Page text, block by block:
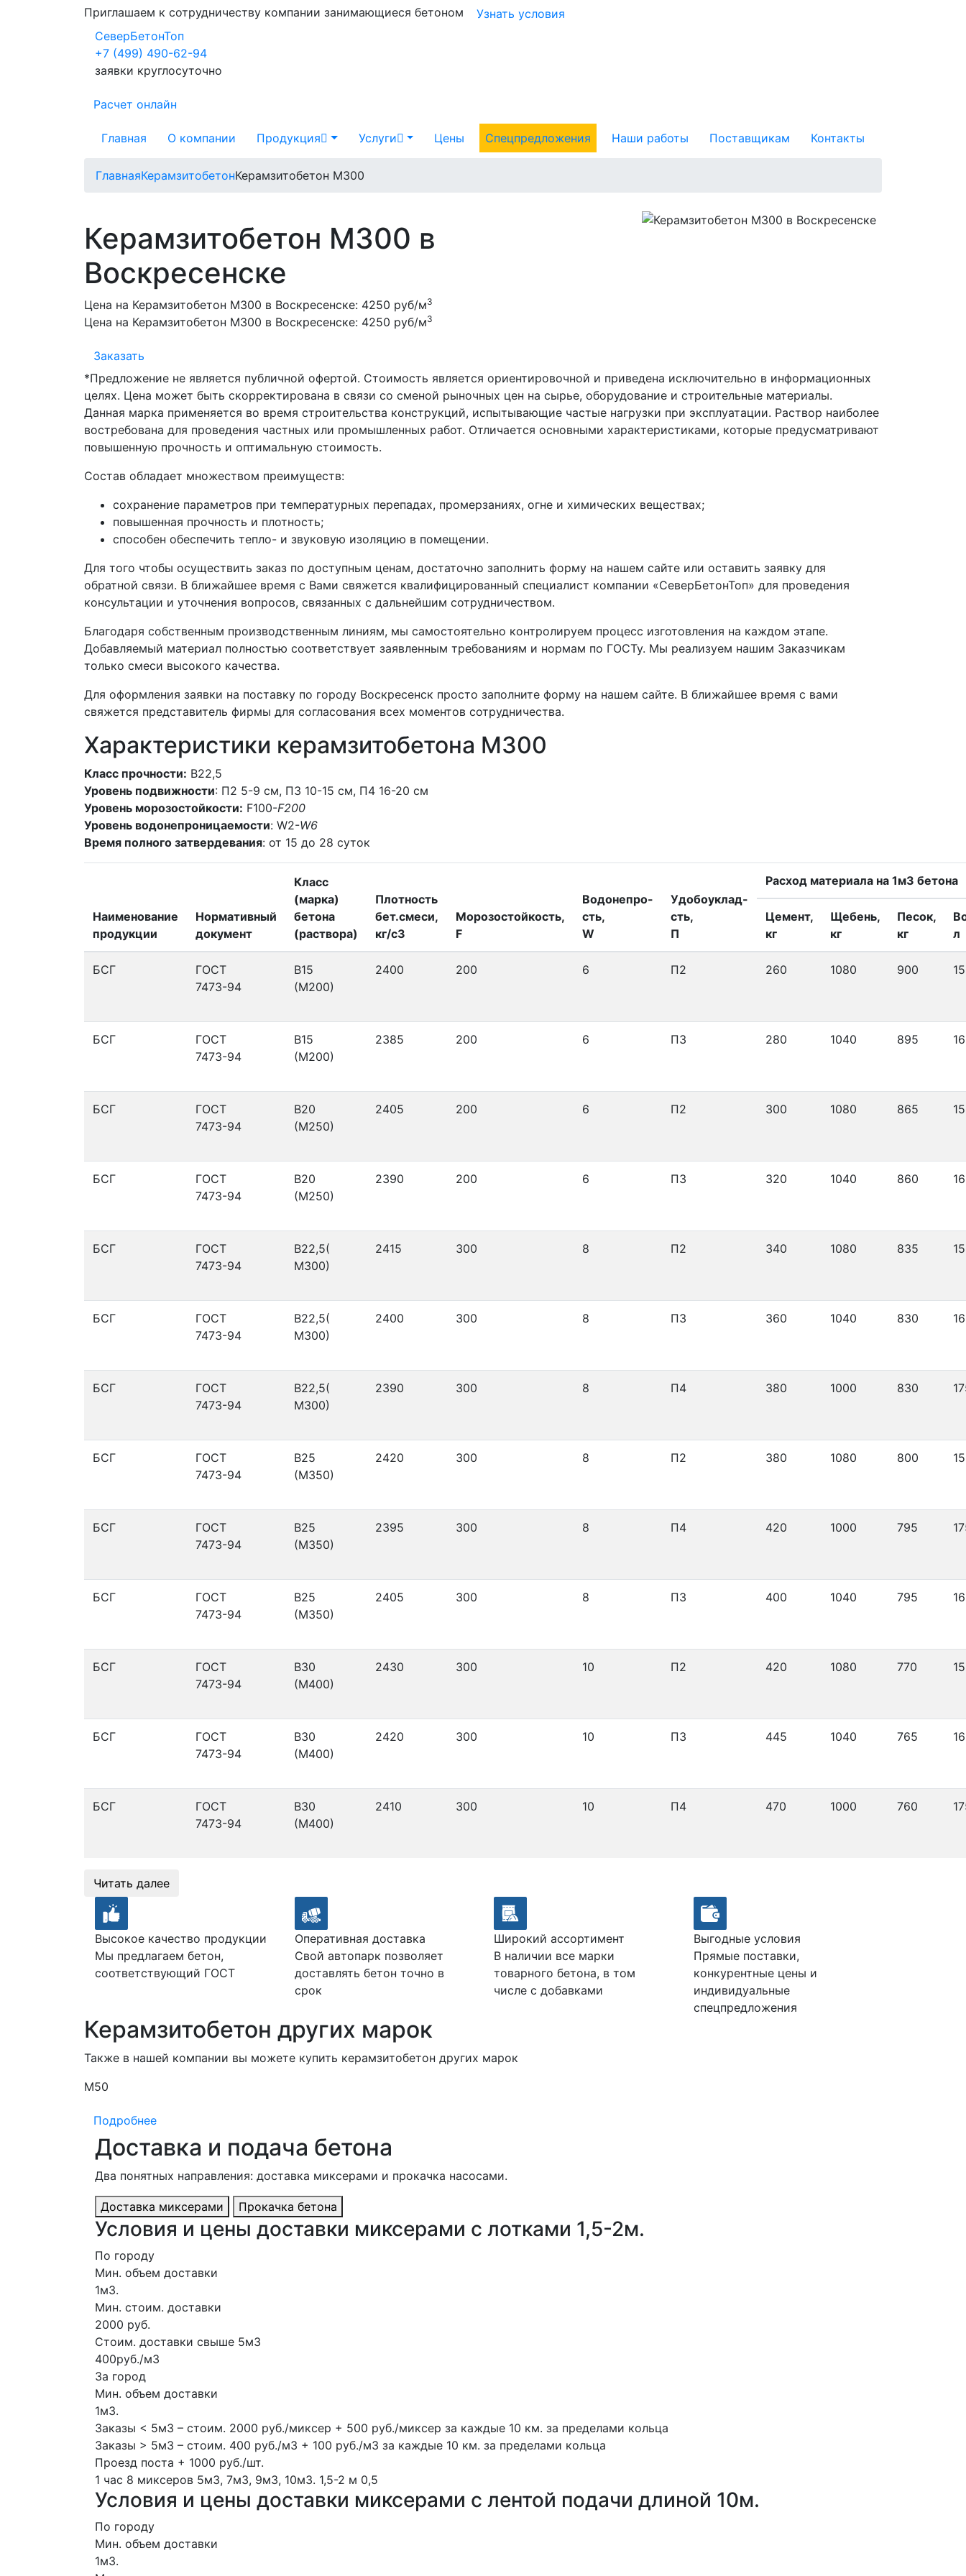
Приглашаем к сотрудничеству компании занимающиеся бетоном
Узнать условия
СеверБетонТоп
+7 (499) 490-62-94
заявки круглосуточно
Расчет онлайн
Главная О компании Продукция Услуги Цены Спецпредложения Наши работы Поставщикам Контакты
ГлавнаяКерамзитобетонКерамзитобетон М300
Керамзитобетон М300 в
Воскресенске
Цена на Керамзитобетон М300 в Воскресенске: 4250 руб/м3
Цена на Керамзитобетон М300 в Воскресенске: 4250 руб/м3
Заказать
*Предложение не является публичной офертой. Стоимость является ориентировочной и приведена исключительно в информационных
целях. Цена может быть скорректирована в связи со сменой рыночных цен на сырье, оборудование и строительные материалы.
Данная марка применяется во время строительства конструкций, испытывающие частые нагрузки при эксплуатации. Раствор наиболее
востребована для проведения частных или промышленных работ. Отличается основными характеристиками, которые предусматривают
повышенную прочность и оптимальную стоимость.
Состав обладает множеством преимуществ:
сохранение параметров при температурных перепадах, промерзаниях, огне и химических веществах;
повышенная прочность и плотность;
способен обеспечить тепло- и звуковую изоляцию в помещении.
Для того чтобы осуществить заказ по доступным ценам, достаточно заполнить форму на нашем сайте или оставить заявку для
обратной связи. В ближайшее время с Вами свяжется квалифицированный специалист компании «СеверБетонТоп» для проведения
консультации и уточнения вопросов, связанных с дальнейшим сотрудничеством.
Благодаря собственным производственным линиям, мы самостоятельно контролируем процесс изготовления на каждом этапе.
Добавляемый материал полностью соответствует заявленным требованиям и нормам по ГОСТу. Мы реализуем нашим Заказчикам
только смеси высокого качества.
Для оформления заявки на поставку по городу Воскресенск просто заполните форму на нашем сайте. В ближайшее время с вами
свяжется представитель фирмы для согласования всех моментов сотрудничества.
Характеристики керамзитобетона М300
Класс прочности: В22,5
Уровень подвижности: П2 5-9 см, П3 10-15 см, П4 16-20 см
Уровень морозостойкости: F100-F200
Уровень водонепроницаемости: W2-W6
Время полного затвердевания: от 15 до 28 суток
Наименование
продукции
Нормативный
документ
Класс
(марка)
бетона
(раствора)
Плотность
бет.смеси,
кг/с3
Морозостойкость,
F
Водонепро-
сть,
W
Удобоуклад-
сть,
П
Расход материала на 1м3 бетона
Цемент,
кг
Щебень,
кг
Песок,
кг
л
БСГ
ГОСТ
7473-94
В15
(М200)
2400 200 6 П2 260 1080 900
БСГ
ГОСТ
7473-94
В15
(М200)
2385 200 6 П3 280 1040 895
БСГ
ГОСТ
7473-94
В20
(М250)
2405 200 6 П2 300 1080 865
БСГ
ГОСТ
7473-94
В20
(М250)
2390 200 6 П3 320 1040 860
БСГ
ГОСТ
7473-94
В22,5(
М300)
2415 300 8 П2 340 1080 835
БСГ
ГОСТ
7473-94
В22,5(
М300)
2400 300 8 П3 360 1040 830
БСГ
ГОСТ
7473-94
В22,5(
М300)
2390 300 8 П4 380 1000 830
БСГ
ГОСТ
7473-94
В25
(М350)
2420 300 8 П2 380 1080 800
БСГ
ГОСТ
7473-94
В25
(М350)
2395 300 8 П4 420 1000 795
БСГ
ГОСТ
7473-94
В25
(М350)
2405 300 8 П3 400 1040 795
БСГ
ГОСТ
7473-94
В30
(М400)
2430 300 10 П2 420 1080 770
БСГ
ГОСТ
7473-94
В30
(М400)
2420 300 10 П3 445 1040 765
БСГ
ГОСТ
7473-94
В30
(М400)
2410 300 10 П4 470 1000 760
Читать далее
Высокое качество продукции
Мы предлагаем бетон,
соответствующий ГОСТ
Оперативная доставка
Свой автопарк позволяет
доставлять бетон точно в
срок
Широкий ассортимент
В наличии все марки
товарного бетона, в том
числе с добавками
Выгодные условия
Прямые поставки,
конкурентные цены и
индивидуальные
спецпредложения
Керамзитобетон других марок
Также в нашей компании вы можете купить керамзитобетон других марок
М50
Подробнее
Доставка и подача бетона
Два понятных направления: доставка миксерами и прокачка насосами.
Доставка миксерами Прокачка бетона
Условия и цены доставки миксерами с лотками 1,5-2м.
По городу
Мин. объем доставки
1м3.
Мин. стоим. доставки
2000 руб.
Стоим. доставки свыше 5м3
400руб./м3
За город
Мин. объем доставки
1м3.
Заказы < 5м3 – стоим. 2000 руб./миксер + 500 руб./миксер за каждые 10 км. за пределами кольца
Заказы > 5м3 – стоим. 400 руб./м3 + 100 руб./м3 за каждые 10 км. за пределами кольца
Проезд поста + 1000 руб./шт.
1 час 8 миксеров 5м3, 7м3, 9м3, 10м3. 1,5-2 м 0,5
Условия и цены доставки миксерами с лентой подачи длиной 10м.
По городу
Мин. объем доставки
1м3.